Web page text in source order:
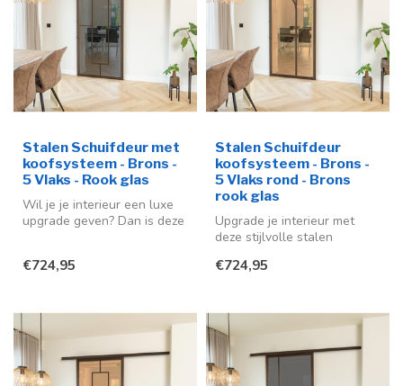
Stalen Schuifdeur met
koofsysteem - Brons -
5 Vlaks - Rook glas
Wil je je interieur een luxe
upgrade geven? Dan is deze
€724,95
Stalen Schuifdeur
koofsysteem - Brons -
5 Vlaks rond - Brons
rook glas
Upgrade je interieur met
deze stijlvolle stalen
(RA...
€724,95